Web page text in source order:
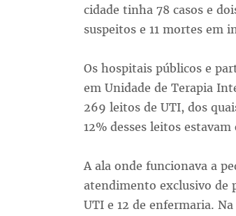
cidade tinha 78 casos e
suspeitos e 11 mortes em
Os hospitais públicos e
em Unidade de Terapia
269 leitos de UTI, dos
12% desses leitos estavam
A ala onde funcionava a
atendimento exclusivo de
UTI e 12 de enfermaria.